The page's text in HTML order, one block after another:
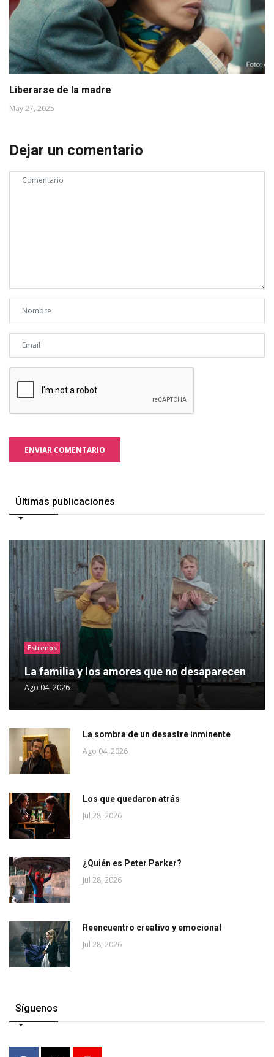
Liberarse de la madre
May 27, 2025
Dejar un comentario
ENVIAR COMENTARIO
Últimas publicaciones
Estrenos
La familia y los amores que no desaparecen
Ago 04, 2026
La sombra de un desastre inminente
Ago 04, 2026
Los que quedaron atrás
Jul 28, 2026
¿Quién es Peter Parker?
Jul 28, 2026
Reencuentro creativo y emocional
Jul 28, 2026
Síguenos